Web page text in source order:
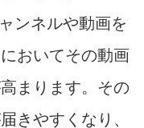
ンネルや動画を
おいてその動画
まります。その
きやすくなり、